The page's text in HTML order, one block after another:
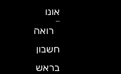
רואה
חשבון
בראש